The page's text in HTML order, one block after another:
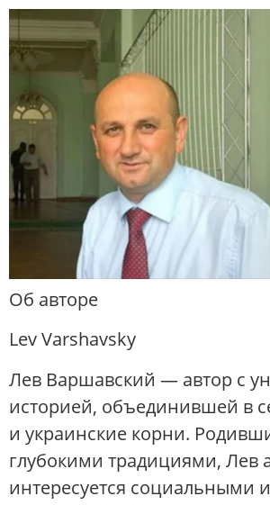
Об авторе
Lev Varshavsky
Лев Варшавский — автор с
историей, объединившей в
и украинские корни.
глубокими традициями, Лев
интересуется социальными и